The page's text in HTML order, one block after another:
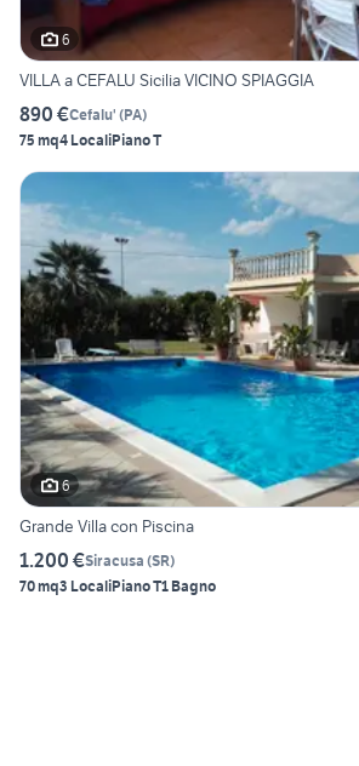
6
VILLA a CEFALU Sicilia VICINO SPIAGGIA
890 €Cefalu' (PA)
75 mq4 LocaliPiano T
6
Grande Villa con Piscina
1.200 €Siracusa (SR)
70 mq3 LocaliPiano T1 Bagno